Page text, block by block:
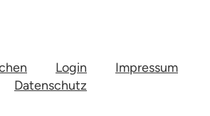
Login
Impressum
Datenschutz